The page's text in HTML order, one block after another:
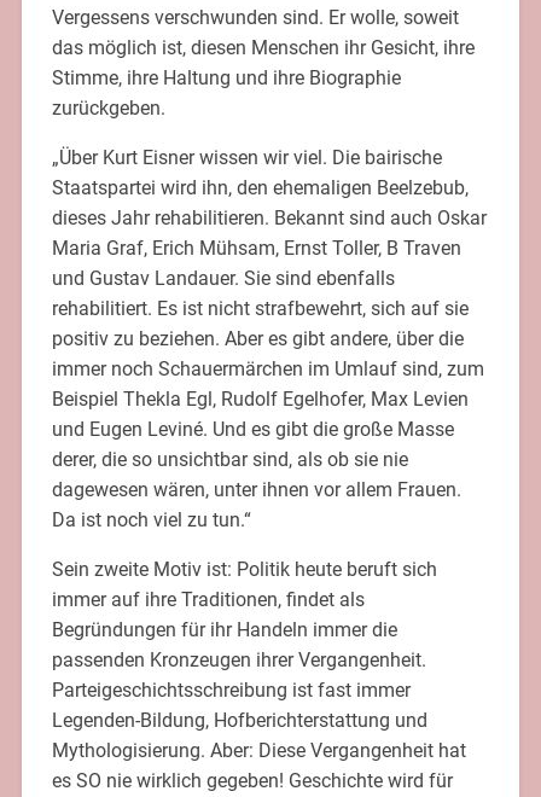
Vergessens verschwunden sind. Er wolle, soweit
das möglich ist, diesen Menschen ihr Gesicht, ihre
Stimme, ihre Haltung und ihre Biographie
zurückgeben.
„Über Kurt Eisner wissen wir viel. Die bairische
Staatspartei wird ihn, den ehemaligen Beelzebub,
dieses Jahr rehabilitieren. Bekannt sind auch Oskar
Maria Graf, Erich Mühsam, Ernst Toller, B Traven
und Gustav Landauer. Sie sind ebenfalls
rehabilitiert. Es ist nicht strafbewehrt, sich auf sie
positiv zu beziehen. Aber es gibt andere, über die
immer noch Schauermärchen im Umlauf sind, zum
Beispiel Thekla Egl, Rudolf Egelhofer, Max Levien
und Eugen Leviné. Und es gibt die große Masse
derer, die so unsichtbar sind, als ob sie nie
dagewesen wären, unter ihnen vor allem Frauen.
Da ist noch viel zu tun.“
Sein zweite Motiv ist: Politik heute beruft sich
immer auf ihre Traditionen, findet als
Begründungen für ihr Handeln immer die
passenden Kronzeugen ihrer Vergangenheit.
Parteigeschichtsschreibung ist fast immer
Legenden-Bildung, Hofberichterstattung und
Mythologisierung. Aber: Diese Vergangenheit hat
es SO nie wirklich gegeben! Geschichte wird für